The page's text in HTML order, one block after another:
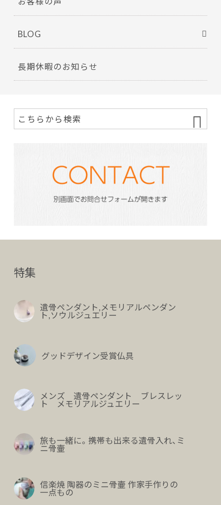
BLOG
長期休暇のお知らせ
特集
遺骨ペンダント,メモリアルペンダン
ト,ソウルジュエリー
グッドデザイン受賞仏具
メンズ 遺骨ペンダント ブレスレッ
ト メモリアルジュエリー
旅も一緒に。携帯も出来る遺骨入れ、ミ
ニ骨壷
信楽焼 陶器のミニ骨壷 作家手作りの
一点もの